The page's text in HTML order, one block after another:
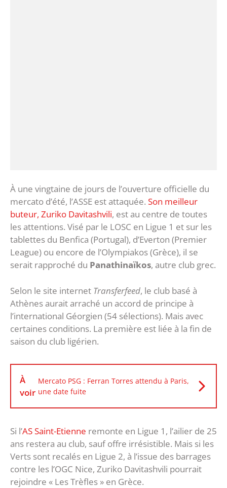
À une vingtaine de jours de l’ouverture officielle du
mercato d’été, l’ASSE est attaquée. Son meilleur
buteur, Zuriko Davitashvili, est au centre de toutes
les attentions. Visé par le LOSC en Ligue 1 et sur les
tablettes du Benfica (Portugal), d’Everton (Premier
League) ou encore de l’Olympiakos (Grèce), il se
serait rapproché du Panathinaïkos, autre club grec.
Selon le site internet Transferfeed, le club basé à
Athènes aurait arraché un accord de principe à
l’international Géorgien (54 sélections). Mais avec
certaines conditions. La première est liée à la fin de
saison du club ligérien.
À
voir
Mercato PSG : Ferran Torres attendu à Paris,
une date fuite
Si l’AS Saint-Etienne remonte en Ligue 1, l’ailier de 25
ans restera au club, sauf offre irrésistible. Mais si les
Verts sont recalés en Ligue 2, à l’issue des barrages
contre les l’OGC Nice, Zuriko Davitashvili pourrait
rejoindre « Les Trèfles » en Grèce.